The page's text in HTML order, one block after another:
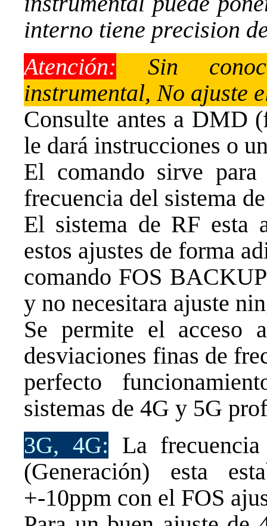
interno tiene precision
Atención: Sin
instrumental, No ajuste
Consulte antes a DMD
le dará instrucciones o
El comando sirve
frecuencia del sistema
El sistema de RF esta
estos ajustes de forma
comando FOS
y no necesitara ajuste
Se permite el acceso
desviaciones finas de
perfecto
sistemas de 4G y 5G
3G, 4G: La
(Generación) esta
+-10ppm con el FOS